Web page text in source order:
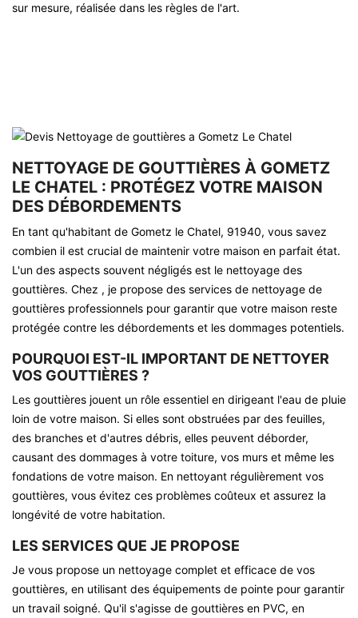
sur mesure, réalisée dans les règles de l'art.
NETTOYAGE DE GOUTTIÈRES À GOMETZ
LE CHATEL : PROTÉGEZ VOTRE MAISON
DES DÉBORDEMENTS
En tant qu'habitant de Gometz le Chatel, 91940, vous savez
combien il est crucial de maintenir votre maison en parfait état.
L'un des aspects souvent négligés est le nettoyage des
gouttières. Chez , je propose des services de nettoyage de
gouttières professionnels pour garantir que votre maison reste
protégée contre les débordements et les dommages potentiels.
POURQUOI EST-IL IMPORTANT DE NETTOYER
VOS GOUTTIÈRES ?
Les gouttières jouent un rôle essentiel en dirigeant l'eau de pluie
loin de votre maison. Si elles sont obstruées par des feuilles,
des branches et d'autres débris, elles peuvent déborder,
causant des dommages à votre toiture, vos murs et même les
fondations de votre maison. En nettoyant régulièrement vos
gouttières, vous évitez ces problèmes coûteux et assurez la
longévité de votre habitation.
LES SERVICES QUE JE PROPOSE
Je vous propose un nettoyage complet et efficace de vos
gouttières, en utilisant des équipements de pointe pour garantir
un travail soigné. Qu'il s'agisse de gouttières en PVC, en